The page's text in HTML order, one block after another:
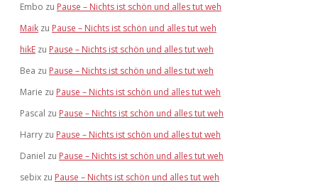
Embo zu Pause – Nichts ist schön und alles tut weh
Maik zu Pause – Nichts ist schön und alles tut weh
hikE zu Pause – Nichts ist schön und alles tut weh
Bea zu Pause – Nichts ist schön und alles tut weh
Marie zu Pause – Nichts ist schön und alles tut weh
Pascal zu Pause – Nichts ist schön und alles tut weh
Harry zu Pause – Nichts ist schön und alles tut weh
Daniel zu Pause – Nichts ist schön und alles tut weh
sebix zu Pause – Nichts ist schön und alles tut weh